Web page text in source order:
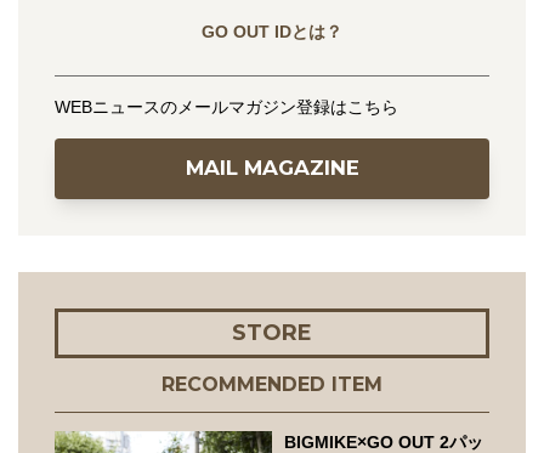
GO OUT IDとは？
WEBニュースのメールマガジン登録はこちら
MAIL MAGAZINE
STORE
RECOMMENDED ITEM
BIGMIKE×GO OUT 2パッ